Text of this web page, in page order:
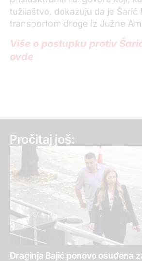
tužilaštvo, dokazuju da je Šarić
transportom droge iz Južne
Više o postupku protiv
ovde
Pročitaj još:
Draginja Bajić ponovo osuđena